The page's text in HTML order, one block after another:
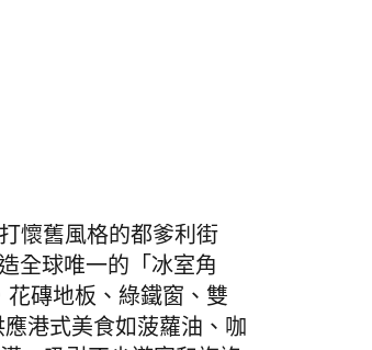
懷舊風格的都爹利街
全球唯一的「冰室角
磚地板、綠鐵窗、雙
港式美食如菠蘿油、咖